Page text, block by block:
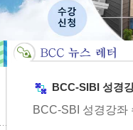
BCC-SIBI 성경
BCC-SBI 성경강좌